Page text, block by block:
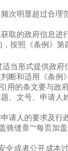
次明显超过合
取的政府信息
按照《条例》第
当形式提供政府
断和适用《条
用的条文要与政
、文号、申请
请人的要求及
缝章”“每页加
或者公开成本